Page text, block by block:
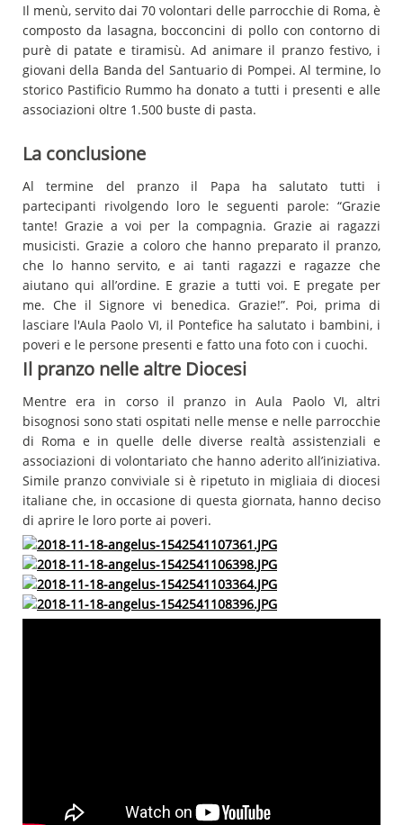
Il menù, servito dai 70 volontari delle parrocchie di Roma, è
composto da lasagna, bocconcini di pollo con contorno di
purè di patate e tiramisù. Ad animare il pranzo festivo, i
giovani della Banda del Santuario di Pompei. Al termine, lo
storico Pastificio Rummo ha donato a tutti i presenti e alle
associazioni oltre 1.500 buste di pasta.
La conclusione
Al termine del pranzo il Papa ha salutato tutti i
partecipanti rivolgendo loro le seguenti parole: “Grazie
tante! Grazie a voi per la compagnia. Grazie ai ragazzi
musicisti. Grazie a coloro che hanno preparato il pranzo,
che lo hanno servito, e ai tanti ragazzi e ragazze che
aiutano qui all’ordine. E grazie a tutti voi. E pregate per
me. Che il Signore vi benedica. Grazie!”. Poi, prima di
lasciare l'Aula Paolo VI, il Pontefice ha salutato i bambini, i
poveri e le persone presenti e fatto una foto con i cuochi.
Il pranzo nelle altre Diocesi
Mentre era in corso il pranzo in Aula Paolo VI, altri
bisognosi sono stati ospitati nelle mense e nelle parrocchie
di Roma e in quelle delle diverse realtà assistenziali e
associazioni di volontariato che hanno aderito all’iniziativa.
Simile pranzo conviviale si è ripetuto in migliaia di diocesi
italiane che, in occasione di questa giornata, hanno deciso
di aprire le loro porte ai poveri.